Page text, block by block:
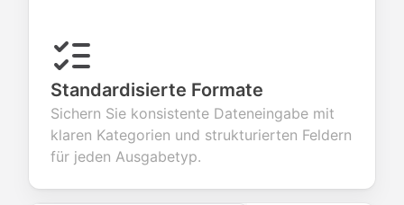
Standardisierte Formate
Sichern Sie konsistente Dateneingabe mit
klaren Kategorien und strukturierten Feldern
für jeden Ausgabetyp.